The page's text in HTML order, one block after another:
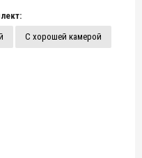
С хорошей камерой